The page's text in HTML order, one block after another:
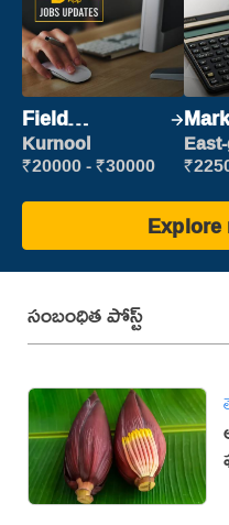
Field
Marketing
Executive
Kurnool
₹20000 - ₹30000
సంబంధిత పోస్ట్